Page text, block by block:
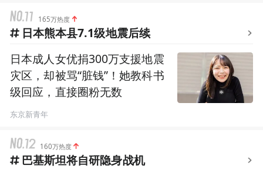
165万热度
日本熊本县7.1级地震后续
日本成人女优捐300万支援地震
灾区，却被骂“脏钱”！她教科书
级回应，直接圈粉无数
东京新青年
160万热度
巴基斯坦将自研隐身战机